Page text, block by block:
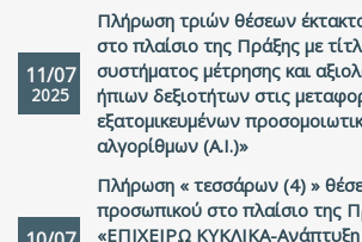
11/07
2025
Πλήρωση τριών θέσεων
στο πλαίσιο της Πράξης με
συστήματος μέτρησης και
ήπιων δεξιοτήτων στις
εξατομικευμένων
αλγορίθμων (A.I.)»
Πλήρωση « τεσσάρων (4) »
προσωπικού στο πλαίσιο της
«ΕΠΙΧΕΙΡΩ ΚΥΚΛΙΚΑ-